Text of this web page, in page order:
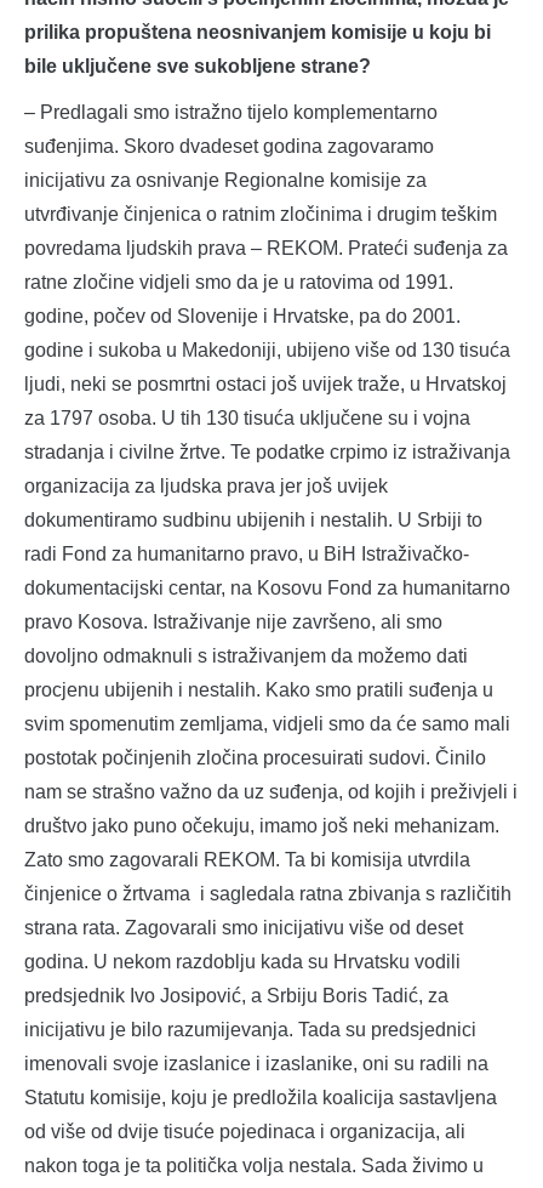
prilika propuštena neosnivanjem komisije u koju bi
bile uključene sve sukobljene strane?
– Predlagali smo istražno tijelo komplementarno
suđenjima. Skoro dvadeset godina zagovaramo
inicijativu za osnivanje Regionalne komisije za
utvrđivanje činjenica o ratnim zločinima i drugim teškim
povredama ljudskih prava – REKOM. Prateći suđenja za
ratne zločine vidjeli smo da je u ratovima od 1991.
godine, počev od Slovenije i Hrvatske, pa do 2001.
godine i sukoba u Makedoniji, ubijeno više od 130 tisuća
ljudi, neki se posmrtni ostaci još uvijek traže, u Hrvatskoj
za 1797 osoba. U tih 130 tisuća uključene su i vojna
stradanja i civilne žrtve. Te podatke crpimo iz istraživanja
organizacija za ljudska prava jer još uvijek
dokumentiramo sudbinu ubijenih i nestalih. U Srbiji to
radi Fond za humanitarno pravo, u BiH Istraživačko-
dokumentacijski centar, na Kosovu Fond za humanitarno
pravo Kosova. Istraživanje nije završeno, ali smo
dovoljno odmaknuli s istraživanjem da možemo dati
procjenu ubijenih i nestalih. Kako smo pratili suđenja u
svim spomenutim zemljama, vidjeli smo da će samo mali
postotak počinjenih zločina procesuirati sudovi. Činilo
nam se strašno važno da uz suđenja, od kojih i preživjeli i
društvo jako puno očekuju, imamo još neki mehanizam.
Zato smo zagovarali REKOM. Ta bi komisija utvrdila
činjenice o žrtvama i sagledala ratna zbivanja s različitih
strana rata. Zagovarali smo inicijativu više od deset
godina. U nekom razdoblju kada su Hrvatsku vodili
predsjednik Ivo Josipović, a Srbiju Boris Tadić, za
inicijativu je bilo razumijevanja. Tada su predsjednici
imenovali svoje izaslanice i izaslanike, oni su radili na
Statutu komisije, koju je predložila koalicija sastavljena
od više od dvije tisuće pojedinaca i organizacija, ali
nakon toga je ta politička volja nestala. Sada živimo u